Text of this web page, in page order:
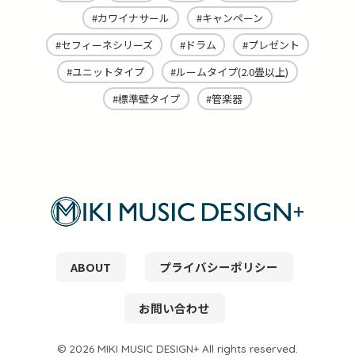
カワイナサール
キャンペーン
セフィーネシリーズ
ドラム
プレゼント
ユニットタイプ
ルームタイプ(2.0畳以上)
標準壁タイプ
管楽器
ABOUT プライバシーポリシー
お問い合わせ
© 2026 MIKI MUSIC DESIGN+ All rights reserved.